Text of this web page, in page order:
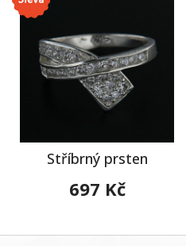
Stříbrný prsten
697 Kč